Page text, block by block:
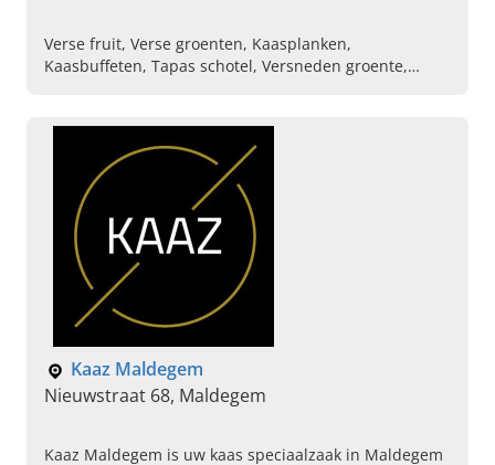
Verse fruit, Verse groenten, Kaasplanken,
Kaasbuffeten, Tapas schotel, Versneden groente,
Kaaz Maldegem
Nieuwstraat 68, Maldegem
Kaaz Maldegem is uw kaas speciaalzaak in Maldegem